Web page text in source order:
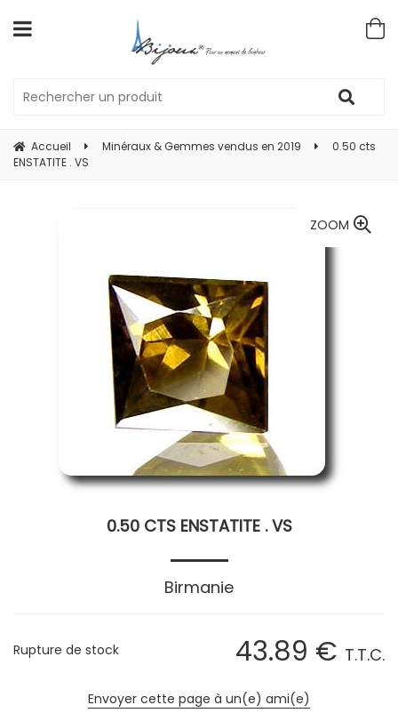
Accueil Minéraux & Gemmes vendus en 2019
0.50 cts
ENSTATITE . VS
ZOOM
0.50 CTS ENSTATITE . VS
Birmanie
43.89 € T.T.C.
Rupture de stock
Envoyer cette page à un(e) ami(e)